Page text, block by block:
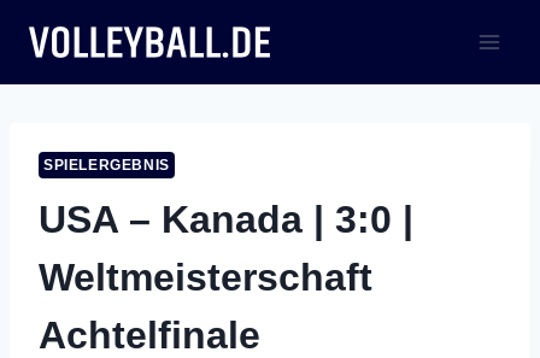
Inhalt
springen
SPIELERGEBNIS
USA – Kanada | 3:0 |
Weltmeisterschaft
Achtelfinale